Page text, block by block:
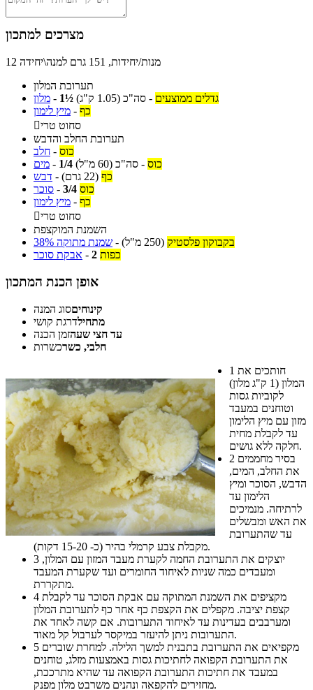
מצרכים למתכון
12 מנות/יחידות, 151 גרם למנה\יחידה
תערובת המלון
מלון - 1½ גדלים ממוצעים - סה"כ (1.05 ק"ג)
מיץ לימון - כף
סחוט טרי
תערובת החלב והדבש
חלב - כוס
מים - 1/4 כוס - סה"כ (60 מ"ל)
דבש - כף (22 גרם)
סוכר - 3/4 כוס
מיץ לימון - כף
סחוט טרי
השמנת המוקצפת
שמנת מתוקה 38% - בקבוקון פלסטיק (250 מ"ל)
אבקת סוכר - 2 כפות
אופן הכנת המתכון
קינוחיםסוג המנה
מתחילדרגת קושי
עד חצי שעהזמן הכנה
חלבי, כשרכשרות
1
המלון (1 ק"ג מלון)
לקוביות גסות
וטוחנים במעבד
מזון עם מיץ הלימון
עד לקבלת מחית
חלקה ללא גושים.
2
את החלב, המים,
הדבש, הסוכר ומיץ
הלימון עד
לרתיחה. מנמיכים
את האש ומבשלים
עד שהתערובת
מקבלת צבע קרמלי בהיר (כ- 15-20 דקות).
3
ומעבדים כמה שניות לאיחוד החומרים ועד שקערת המעבד
מתקררת.
4
קצפת יציבה. מקפלים את הקצפת כף אחר כף לתערובת המלון
ומערבבים בעדינות עד לאיחוד התערובות. אם קשה לאחד את
התערובות ניתן להיעזר במיקסר לערבול קל מאוד.
5
את התערובת הקפואה לחתיכות גסות באמצעות מזלג, טוחנים
במעבד את חתיכות התערובת הקפואה עד שהיא מתרככת,
מחזירים להקפאה ונהנים משרבט מלון מפנק.